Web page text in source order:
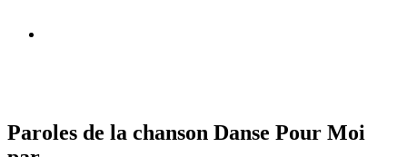
Paroles de la chanson Danse Pour Moi